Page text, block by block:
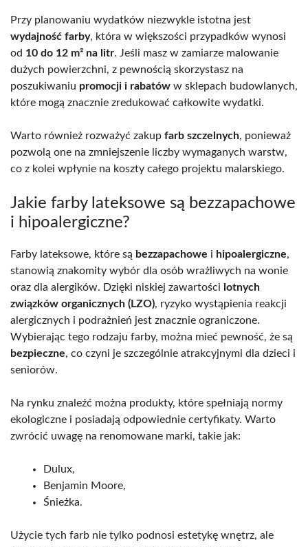
Przy planowaniu wydatków niezwykle istotna jest
wydajność farby, która w większości przypadków wynosi
od 10 do 12 m² na litr. Jeśli masz w zamiarze malowanie
dużych powierzchni, z pewnością skorzystasz na
poszukiwaniu promocji i rabatów w sklepach budowlanych,
które mogą znacznie zredukować całkowite wydatki.
Warto również rozważyć zakup farb szczelnych, ponieważ
pozwolą one na zmniejszenie liczby wymaganych warstw,
co z kolei wpłynie na koszty całego projektu malarskiego.
Jakie farby lateksowe są bezzapachowe
i hipoalergiczne?
Farby lateksowe, które są bezzapachowe i hipoalergiczne,
stanowią znakomity wybór dla osób wrażliwych na wonie
oraz dla alergików. Dzięki niskiej zawartości lotnych
związków organicznych (LZO), ryzyko wystąpienia reakcji
alergicznych i podrażnień jest znacznie ograniczone.
Wybierając tego rodzaju farby, można mieć pewność, że są
bezpieczne, co czyni je szczególnie atrakcyjnymi dla dzieci i
seniorów.
Na rynku znaleźć można produkty, które spełniają normy
ekologiczne i posiadają odpowiednie certyfikaty. Warto
zwrócić uwagę na renomowane marki, takie jak:
Dulux,
Benjamin Moore,
Śnieżka.
Użycie tych farb nie tylko podnosi estetykę wnętrz, ale